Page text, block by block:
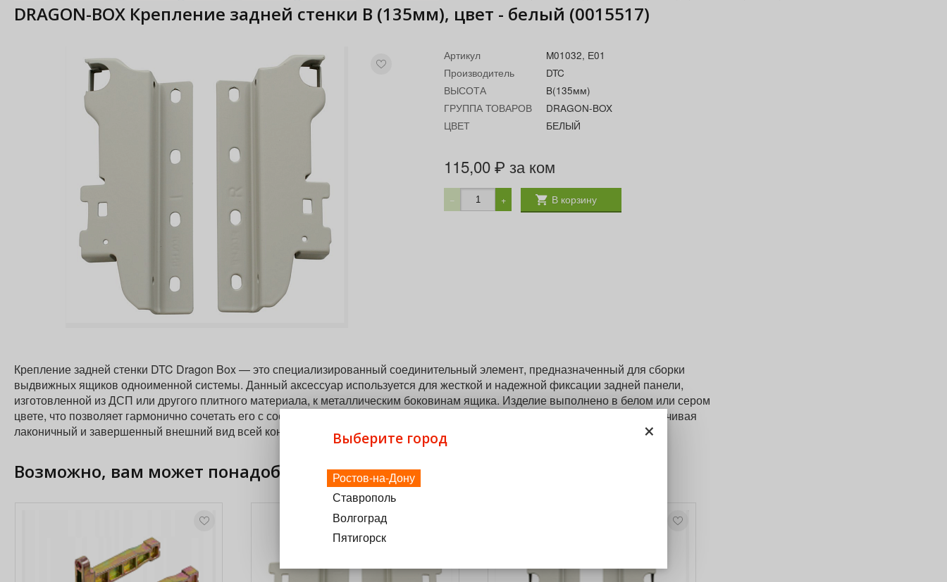
DRAGON-BOX Крепление задней стенки B (135мм), цвет - белый (0015517)
Артикул
M01032, Е01
Производитель
DTC
ВЫСОТА
B(135мм)
ГРУППА ТОВАРОВ
DRAGON-BOX
ЦВЕТ
БЕЛЫЙ
115,00 ₽ за ком
− + В корзину
Крепление задней стенки DTC Dragon Box — это специализированный соединительный элемент, предназначенный для сборки
выдвижных ящиков одноименной системы. Данный аксессуар используется для жесткой и надежной фиксации задней панели,
изготовленной из ДСП или другого плитного материала, к металлическим боковинам ящика. Изделие выполнено в белом или сером
цвете, что позволяет гармонично сочетать его с соответствующими боковинами и внутренним наполнением мебели, обеспечивая
лаконичный и завершенный внешний вид всей конструкции.
Возможно, вам может понадобиться
×
Выберите город
Ростов-на-Дону
Ставрополь
Волгоград
Пятигорск